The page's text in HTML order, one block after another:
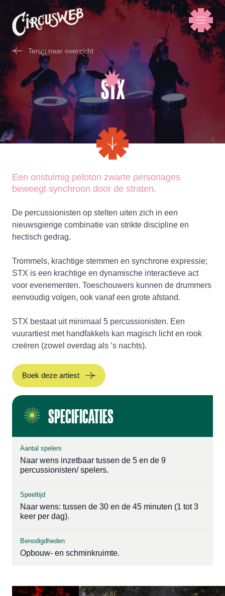
Terug naar overzicht
STX
Een onstuimig peloton zwarte personages
beweegt synchroon door de straten.
De percussionisten op stelten uiten zich in een
nieuwsgierige combinatie van strikte discipline en
hectisch gedrag.
Trommels, krachtige stemmen en synchrone expressie;
STX is een krachtige en dynamische interactieve act
voor evenementen. Toeschouwers kunnen de drummers
eenvoudig volgen, ook vanaf een grote afstand.
STX bestaat uit minimaal 5 percussionisten. Een
vuurartiest met handfakkels kan magisch licht en rook
creëren (zowel overdag als ’s nachts).
Boek deze artiest
SPECIFICATIES
Aantal spelers
Naar wens inzetbaar tussen de 5 en de 9
percussionisten/ spelers.
Speeltijd
Naar wens: tussen de 30 en de 45 minuten (1 tot 3
keer per dag).
Benodigdheden
Opbouw- en schminkruimte.